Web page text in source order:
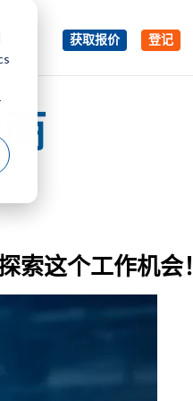
获取报价 登记
这个工作机会！